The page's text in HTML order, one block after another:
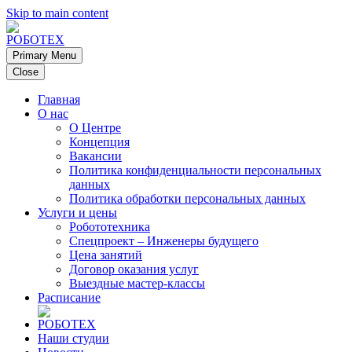
Skip to main content
Primary Menu
Close
Главная
О нас
О Центре
Концепция
Вакансии
Политика конфиденциальности персональных
данных
Политика обработки персональных данных
Услуги и цены
Робототехника
Спецпроект – Инженеры будущего
Цена занятий
Договор оказания услуг
Выездные мастер-классы
Расписание
Наши студии